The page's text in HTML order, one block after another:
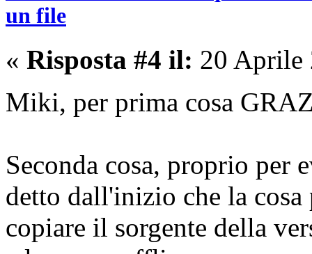
un file
« Risposta #4 il: 20 Aprile
Miki, per prima cosa
Seconda cosa, proprio per
detto dall'inizio che la
copiare il sorgente della